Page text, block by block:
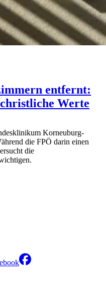
entfernt:
Werte
Korneuburg-
die FPÖ darin einen
die